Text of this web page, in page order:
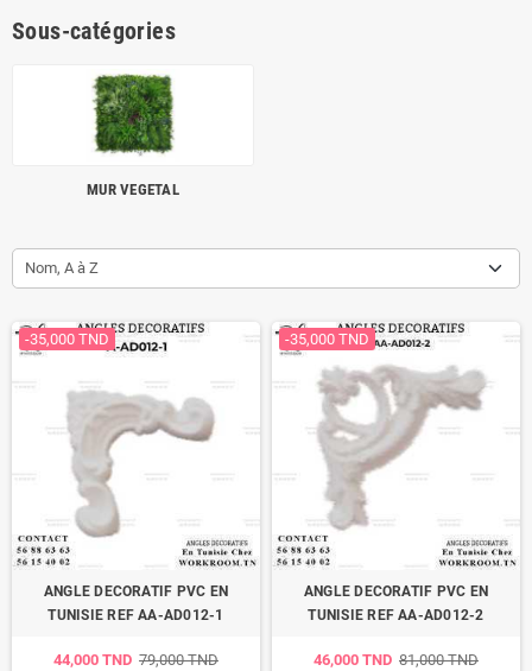
Sous-catégories
MUR VEGETAL
Nom, A à Z
-35,000 TND
ANGLE DECORATIF PVC EN
TUNISIE REF AA-AD012-1
44,000 TND 79,000 TND
-35,000 TND
ANGLE DECORATIF PVC EN
TUNISIE REF AA-AD012-2
46,000 TND 81,000 TND